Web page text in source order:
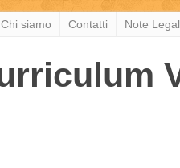
Chi siamo Contatti Note